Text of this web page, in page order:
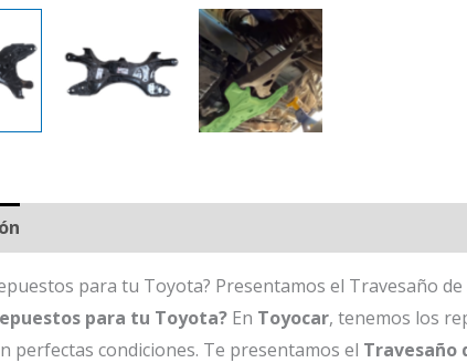
para tu Toyota? Presentamos el Travesaño
para tu Toyota?En Toyocar, tenemos los
perfectas condiciones. Te presentamos el Travesaño